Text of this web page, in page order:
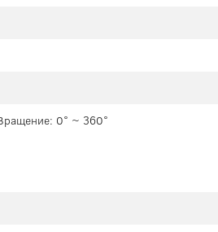
0° ~ 360°